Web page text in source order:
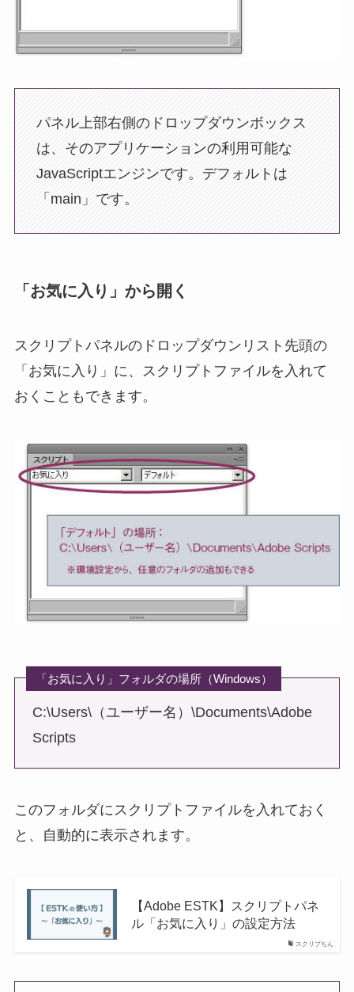
パネル上部右側のドロップダウンボックス
は、そのアプリケーションの利用可能な
JavaScriptエンジンです。デフォルトは
「main」です。
「お気に入り」から開く
スクリプトパネルのドロップダウンリスト先頭の
「お気に入り」に、スクリプトファイルを入れて
おくこともできます。
「お気に入り」フォルダの場所（Windows）
C:\Users\（ユーザー名）\Documents\Adobe
Scripts
このフォルダにスクリプトファイルを入れておく
と、自動的に表示されます。
スクリプちん
【Adobe ESTK】スクリプトパネ
ル「お気に入り」の設定方法